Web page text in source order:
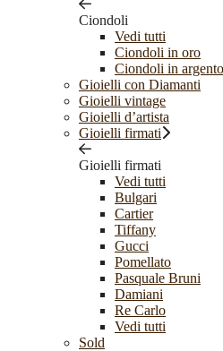
Ciondoli
Vedi tutti
Ciondoli in oro
Ciondoli in argento
Gioielli con Diamanti
Gioielli vintage
Gioielli d’artista
Gioielli firmati
Gioielli firmati
Vedi tutti
Bulgari
Cartier
Tiffany
Gucci
Pomellato
Pasquale Bruni
Damiani
Re Carlo
Vedi tutti
Sold